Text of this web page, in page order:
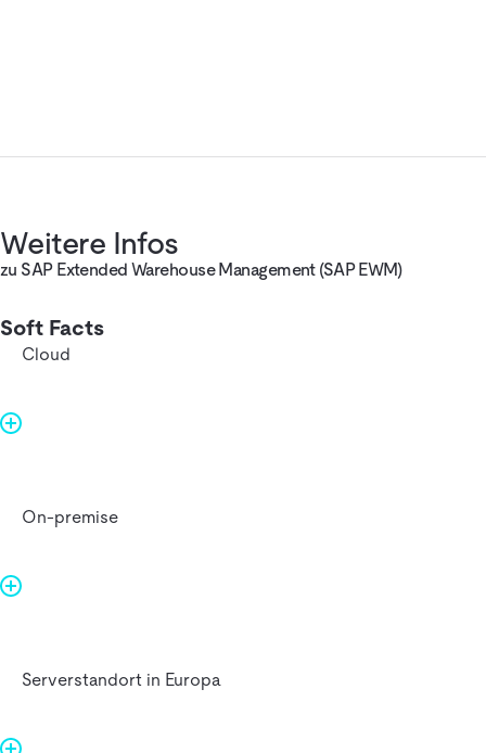
Weitere Infos
zu SAP Extended Warehouse Management (SAP EWM)
Soft Facts
Cloud
On-premise
Serverstandort in Europa